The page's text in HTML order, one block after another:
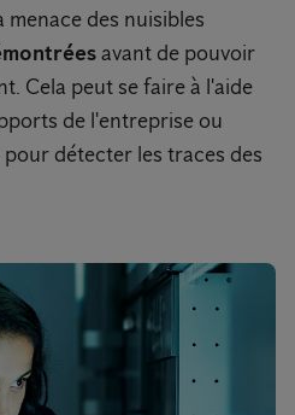
menace des nuisibles
avant de pouvoir
Cela peut se faire à l'aide
de l'entreprise ou
pour détecter les traces des